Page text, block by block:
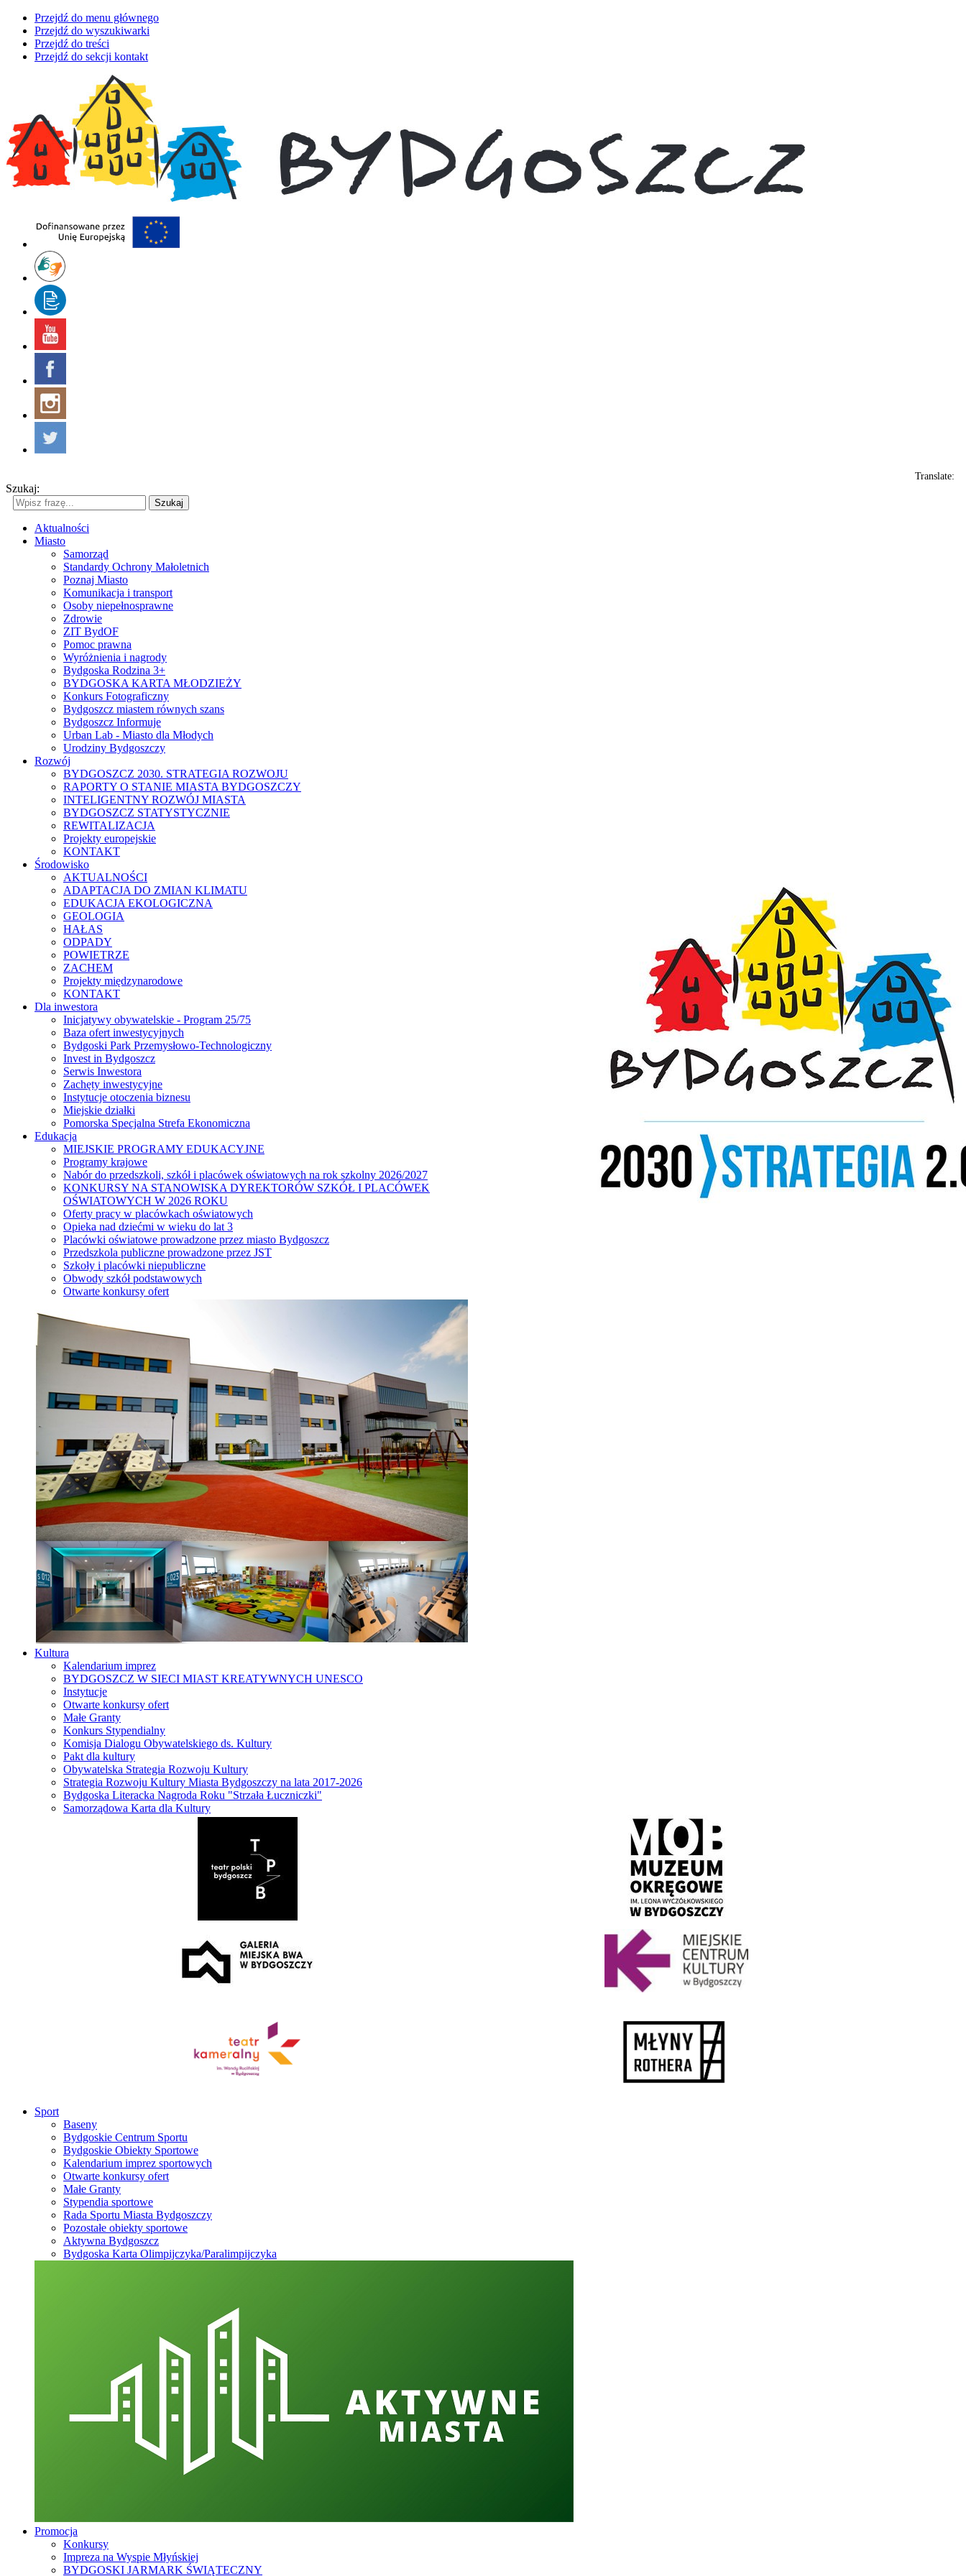
Przejdź do menu głównego
Przejdź do wyszukiwarki
Przejdź do treści
Przejdź do sekcji kontakt
Translate:
Szukaj:
Szukaj
Aktualności
Miasto
Samorząd
Standardy Ochrony Małoletnich
Poznaj Miasto
Komunikacja i transport
Osoby niepełnosprawne
Zdrowie
ZIT BydOF
Pomoc prawna
Wyróżnienia i nagrody
Bydgoska Rodzina 3+
BYDGOSKA KARTA MŁODZIEŻY
Konkurs Fotograficzny
Bydgoszcz miastem równych szans
Bydgoszcz Informuje
Urban Lab - Miasto dla Młodych
Urodziny Bydgoszczy
Rozwój
BYDGOSZCZ 2030. STRATEGIA ROZWOJU
RAPORTY O STANIE MIASTA BYDGOSZCZY
INTELIGENTNY ROZWÓJ MIASTA
BYDGOSZCZ STATYSTYCZNIE
REWITALIZACJA
Projekty europejskie
KONTAKT
Środowisko
AKTUALNOŚCI
ADAPTACJA DO ZMIAN KLIMATU
EDUKACJA EKOLOGICZNA
GEOLOGIA
HAŁAS
ODPADY
POWIETRZE
ZACHEM
Projekty międzynarodowe
KONTAKT
Dla inwestora
Inicjatywy obywatelskie - Program 25/75
Baza ofert inwestycyjnych
Bydgoski Park Przemysłowo-Technologiczny
Invest in Bydgoszcz
Serwis Inwestora
Zachęty inwestycyjne
Instytucje otoczenia biznesu
Miejskie działki
Pomorska Specjalna Strefa Ekonomiczna
Edukacja
MIEJSKIE PROGRAMY EDUKACYJNE
Programy krajowe
Nabór do przedszkoli, szkół i placówek oświatowych na rok szkolny 2026/2027
KONKURSY NA STANOWISKA DYREKTORÓW SZKÓŁ I PLACÓWEK
OŚWIATOWYCH W 2026 ROKU
Oferty pracy w placówkach oświatowych
Opieka nad dziećmi w wieku do lat 3
Placówki oświatowe prowadzone przez miasto Bydgoszcz
Przedszkola publiczne prowadzone przez JST
Szkoły i placówki niepubliczne
Obwody szkół podstawowych
Otwarte konkursy ofert
Kultura
Kalendarium imprez
BYDGOSZCZ W SIECI MIAST KREATYWNYCH UNESCO
Instytucje
Otwarte konkursy ofert
Małe Granty
Konkurs Stypendialny
Komisja Dialogu Obywatelskiego ds. Kultury
Pakt dla kultury
Obywatelska Strategia Rozwoju Kultury
Strategia Rozwoju Kultury Miasta Bydgoszczy na lata 2017-2026
Bydgoska Literacka Nagroda Roku "Strzała Łuczniczki"
Samorządowa Karta dla Kultury
Sport
Baseny
Bydgoskie Centrum Sportu
Bydgoskie Obiekty Sportowe
Kalendarium imprez sportowych
Otwarte konkursy ofert
Małe Granty
Stypendia sportowe
Rada Sportu Miasta Bydgoszczy
Pozostałe obiekty sportowe
Aktywna Bydgoszcz
Bydgoska Karta Olimpijczyka/Paralimpijczyka
Promocja
Konkursy
Impreza na Wyspie Młyńskiej
BYDGOSKI JARMARK ŚWIĄTECZNY